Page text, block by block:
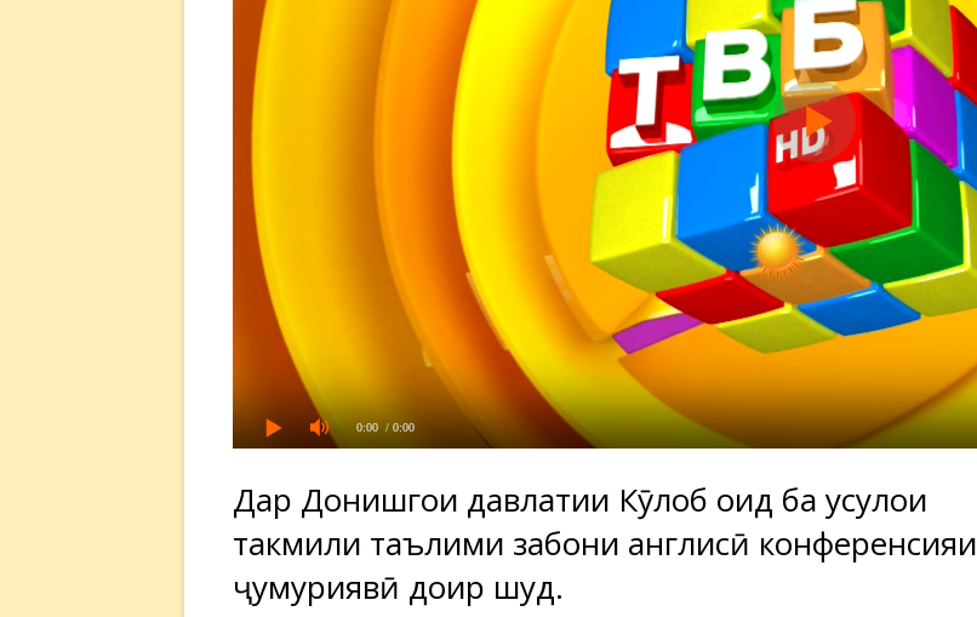
0:00 / 0:00
Дар Донишгоҳи давлатии Кӯлоб оид ба усулҳои
такмили таълими забони англисӣ конференсияи
ҷумҳуриявӣ доир шуд.